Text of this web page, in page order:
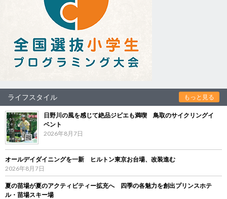
ライフスタイル もっと見る
日野川の風を感じて絶品ジビエも満喫 鳥取のサイクリングイ
ベント
2026年8月7日
オールデイダイニングを一新 ヒルトン東京お台場、改装進む
2026年8月7日
夏の苗場が夏のアクティビティー拡充へ 四季の各魅力を創出プリンスホテ
ル・苗場スキー場